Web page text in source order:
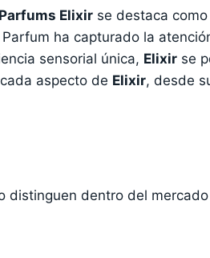
Elixir se destaca
ha capturado la
sensorial única, Elixir se
aspecto de Elixir, desde
distinguen dentro del